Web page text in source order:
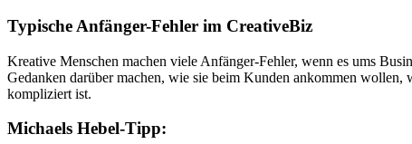
Typische Anfänger-Fehler im CreativeBiz
Kreative Menschen machen viele Anfänger-Fehler, wenn es ums
Gedanken darüber machen, wie sie beim Kunden ankommen
kompliziert ist.
Michaels Hebel-Tipp: